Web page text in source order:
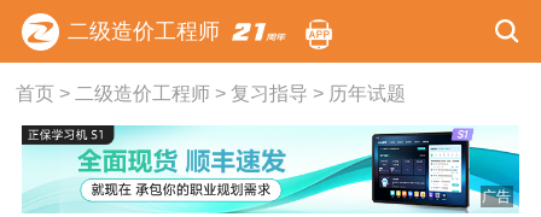
二级造价工程师
首页> 二级造价工程师> 复习指导 > 历年试题
广告